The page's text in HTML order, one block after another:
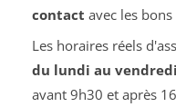
contact avec les
Les horaires réels
du lundi au vendredi
avant 9h30 et après